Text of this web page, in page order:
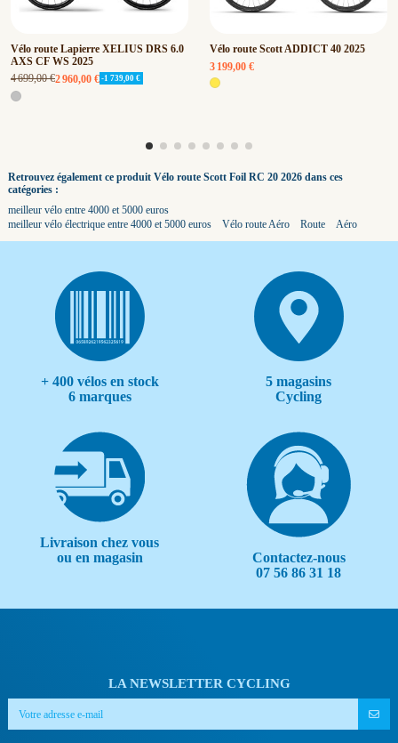
Vélo route Lapierre XELIUS DRS 6.0
AXS CF WS 2025
4 699,00 €2 960,00 € -1 739,00 €
Vélo route Scott ADDICT 40 2025
3 199,00 €
Retrouvez également ce produit Vélo route Scott Foil RC 20 2026 dans ces
catégories :
meilleur vélo entre 4000 et 5000 euros
meilleur vélo électrique entre 4000 et 5000 euros
Vélo route Aéro Route Aéro
+ 400 vélos en stock
6 marques
5 magasins
Cycling
Livraison chez vous
ou en magasin
Contactez-nous
07 56 86 31 18
LA NEWSLETTER CYCLING